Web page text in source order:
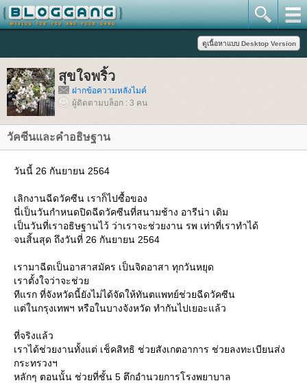
สุขใจพริ้ว
ฝากข้อความหลังไมค์
ผู้ติดตามบล็อก : 3 คน
วัคซีนและคำอธิษฐาน
วันนี้ 26 กันยายน 2564
เลิกงานฉีดวัคซีน เราก็ไปซื้อของ
นี่เป็นวันกำหนดปิดฉีดวัคซีนที่สนามช้าง อารีน่า เดิม
เป็นวันที่เราอธิษฐานไว้ ว่าเราจะช่วยงาน รพ เท่าที่เราทำได้
จนสิ้นสุด ถึงวันที่ 26 กันยายน 2564
เรามาฉีดเป็นอาสาสมัคร เป็นจิดอาสา ทุกวันหยุด
เราตั้งใจว่าจะช่ว
ทีแรก ที่จังหวัดนี้ยังไม่ได้จัดให้ทันตแพทย์ช่วยฉีดวัคซีน
ต่ในกรุงเทพฯ หรือในบางจังหวัด ทำกันไปเยอะแล้ว
ที่จริงแล้ว
เราได้ช่วยงานทั้งแต่ เช็คสิทธิ ช่วยสังเกตอาการ ช่วยลงทะเบียนส่ง
กระทรวงฯ
หลักๆ ตอนนั้น ช่วยที่ชั้น 5 ตึกอำนวยการโรงพยาบาล